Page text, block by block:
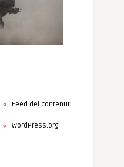
Feed dei contenuti
WordPress.org